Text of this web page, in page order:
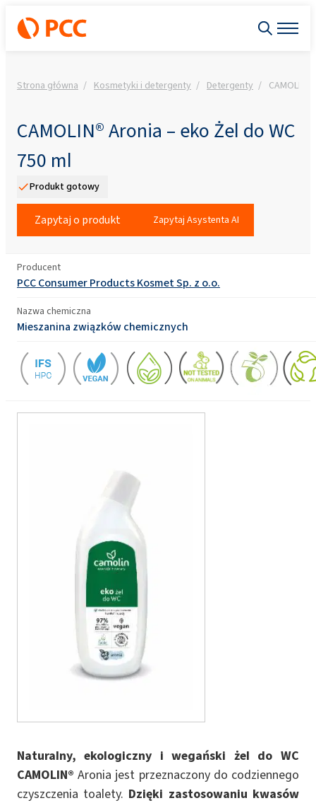
Strona główna Kosmetyki i detergenty Detergenty
CAMOLIN® Aronia – eko Żel do WC
750 ml
Produkt gotowy
Zapytaj o produkt Zapytaj Asystenta AI
Producent
PCC Consumer Products Kosmet Sp. z o.o.
Nazwa chemiczna
Mieszanina związków chemicznych
Naturalny, ekologiczny i wegański żel do WC
CAMOLIN® Aronia jest przeznaczony do codziennego
czyszczenia toalety. Dzięki zastosowaniu kwasów